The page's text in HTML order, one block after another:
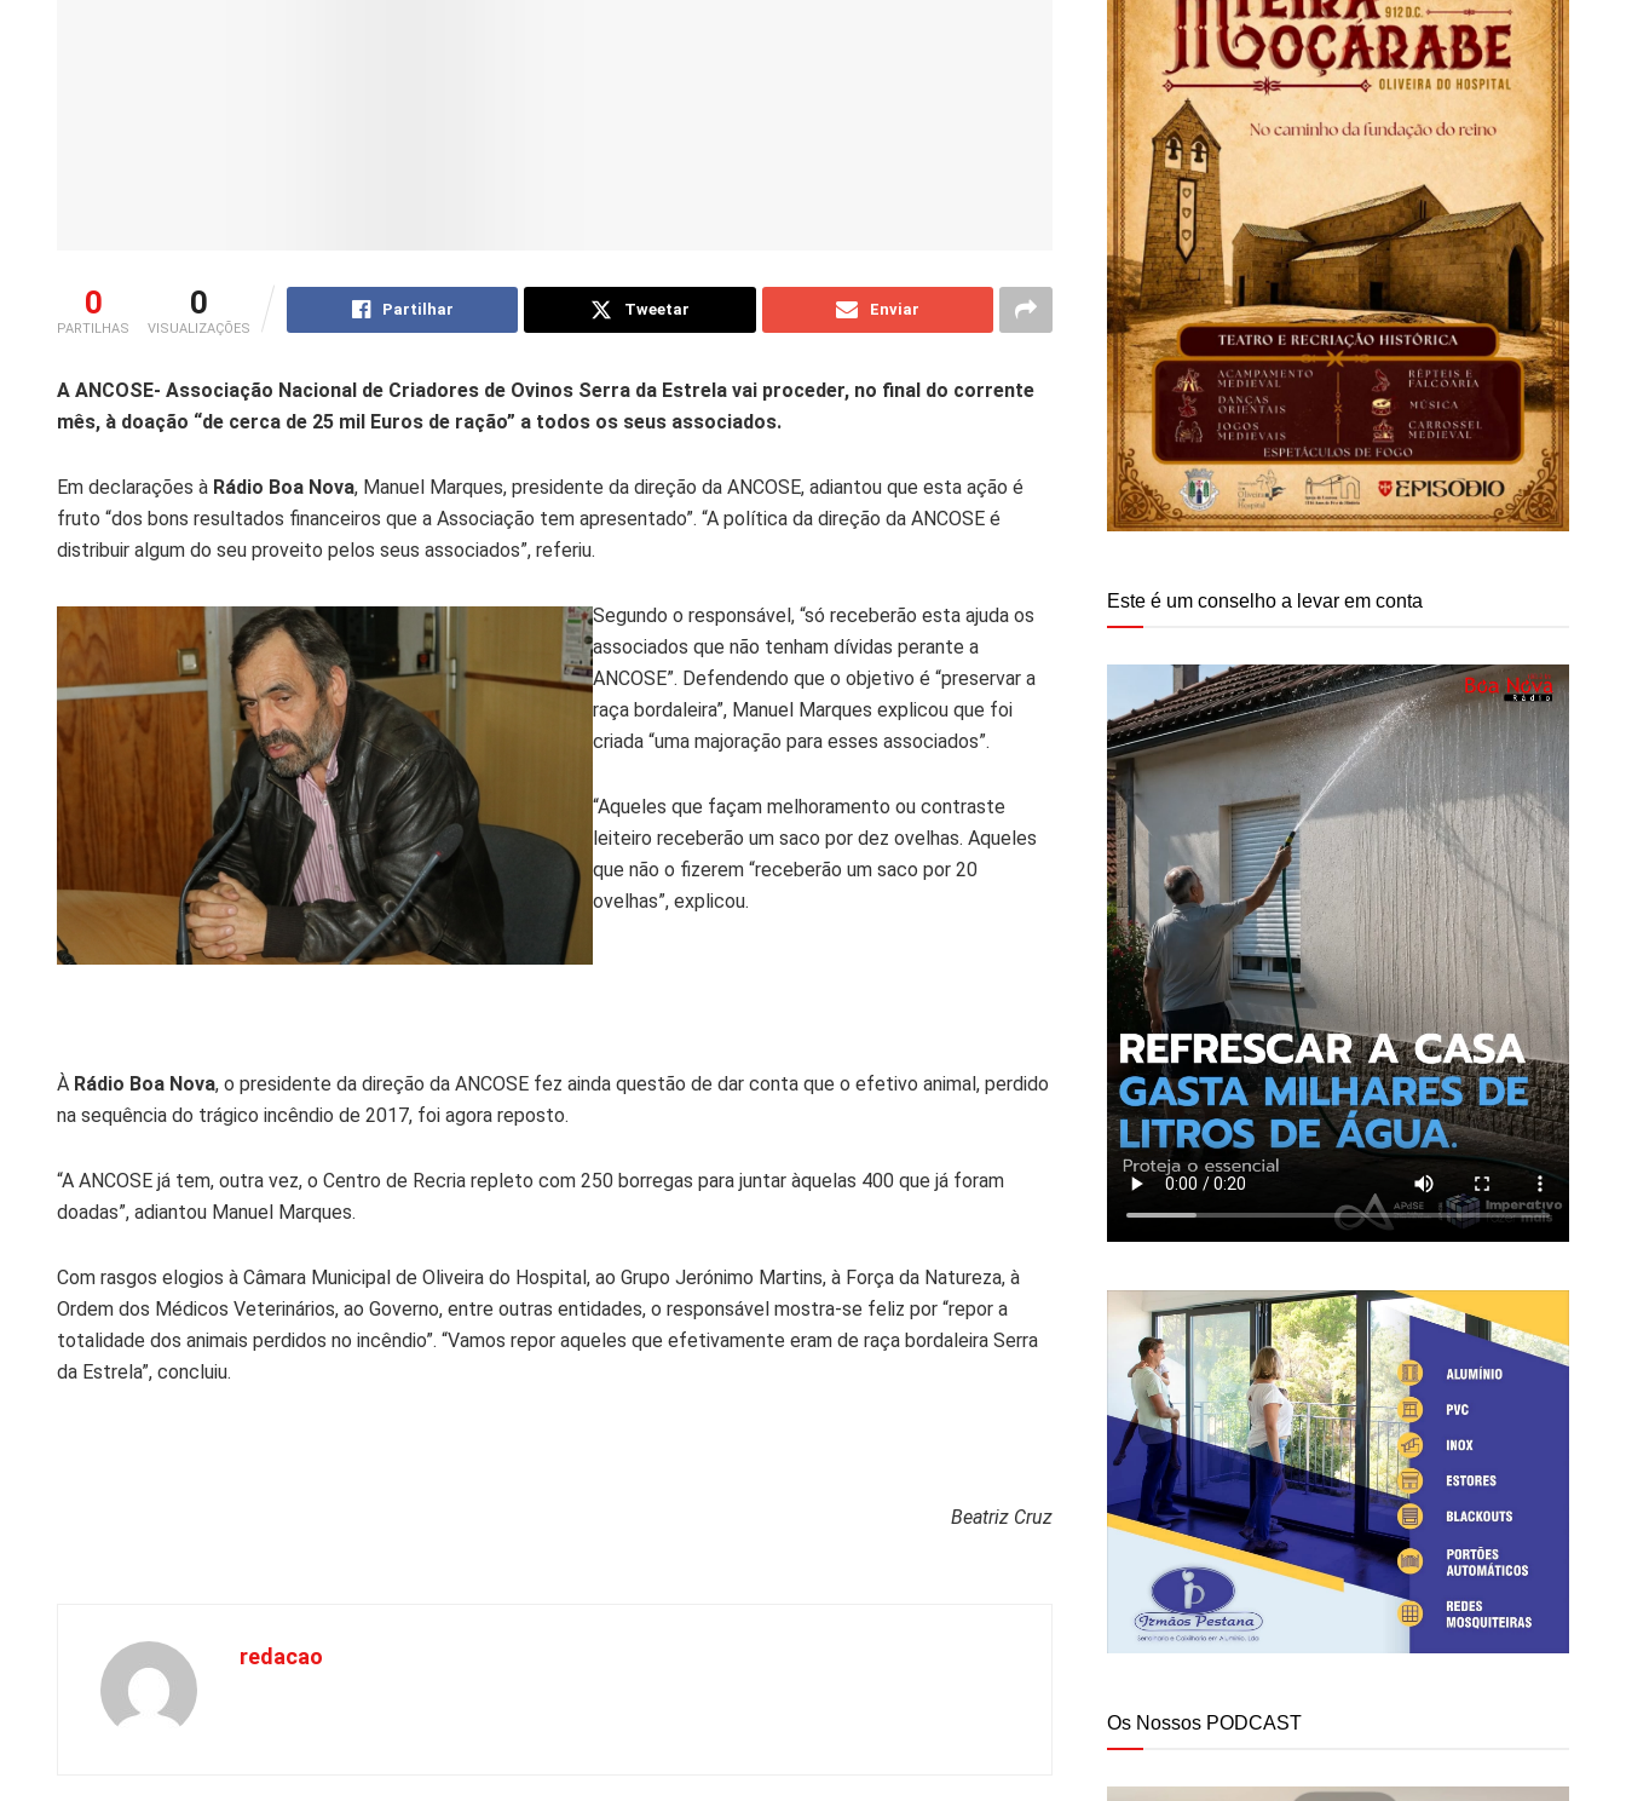
0
PARTILHAS
0
VISUALIZAÇÕES
Partilhar Tweetar Enviar
A ANCOSE- Associação Nacional de Criadores de Ovinos Serra da Estrela vai proceder, no final do corrente
mês, à doação “de cerca de 25 mil Euros de ração” a todos os seus associados.
Em declarações à Rádio Boa Nova, Manuel Marques, presidente da direção da ANCOSE, adiantou que esta ação é
fruto “dos bons resultados financeiros que a Associação tem apresentado”. “A política da direção da ANCOSE é
distribuir algum do seu proveito pelos seus associados”, referiu.
Segundo o responsável, “só receberão esta ajuda os
associados que não tenham dívidas perante a
ANCOSE”. Defendendo que o objetivo é “preservar a
raça bordaleira”, Manuel Marques explicou que foi
criada “uma majoração para esses associados”.
“Aqueles que façam melhoramento ou contraste
leiteiro receberão um saco por dez ovelhas. Aqueles
que não o fizerem “receberão um saco por 20
ovelhas”, explicou.
À Rádio Boa Nova, o presidente da direção da ANCOSE fez ainda questão de dar conta que o efetivo animal, perdido
na sequência do trágico incêndio de 2017, foi agora reposto.
“A ANCOSE já tem, outra vez, o Centro de Recria repleto com 250 borregas para juntar àquelas 400 que já foram
doadas”, adiantou Manuel Marques.
Com rasgos elogios à Câmara Municipal de Oliveira do Hospital, ao Grupo Jerónimo Martins, à Força da Natureza, à
Ordem dos Médicos Veterinários, ao Governo, entre outras entidades, o responsável mostra-se feliz por “repor a
totalidade dos animais perdidos no incêndio”. “Vamos repor aqueles que efetivamente eram de raça bordaleira Serra
da Estrela”, concluiu.
Beatriz Cruz
redacao
Este é um conselho a levar em conta
Os Nossos PODCAST